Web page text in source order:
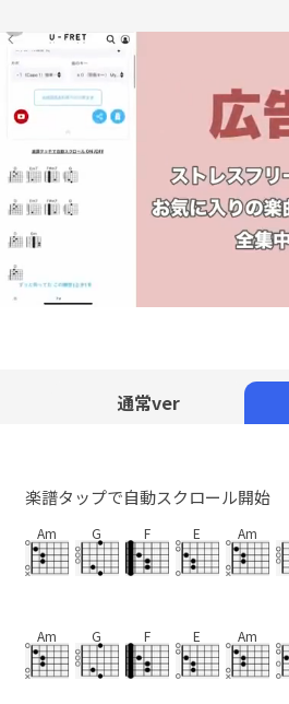
通常ver
楽譜タップで自動スクロール開始
Am G F E Am
Am G F E Am